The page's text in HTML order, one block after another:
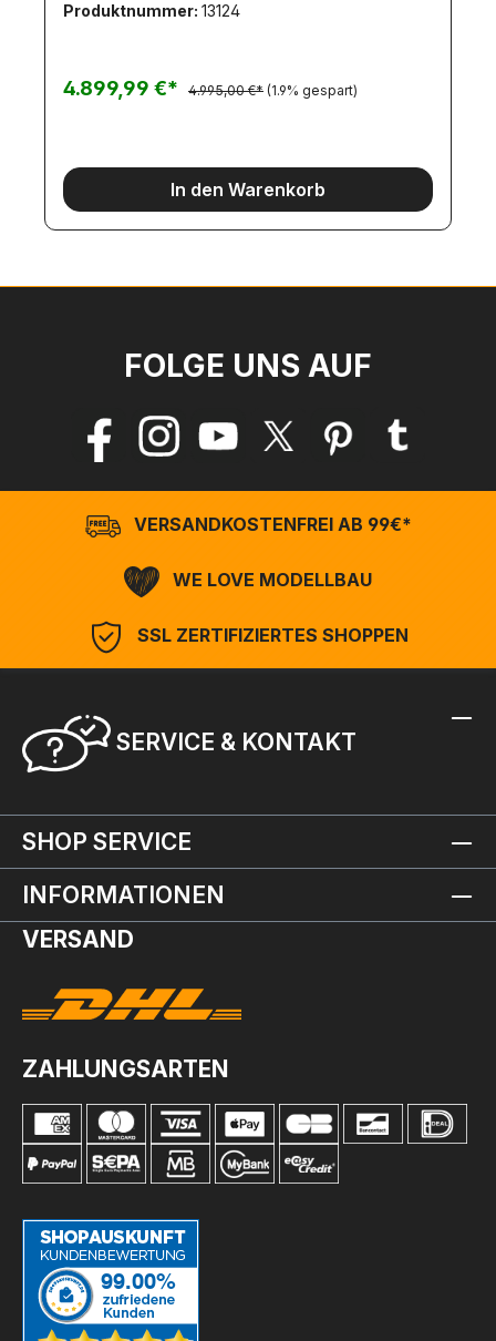
und GPS-Antenne inklusive.Maße:Breite:
unlackiertAntrieb mit Motor und
ReglerHydraulikpumpe brushless mit
AkkuFernsteuerung mit mind. 16 Kanälen
Produktnummer: 13124
4.899,99 €* 4.995,00 €* (1.9% gespart)
In den Warenkorb
FOLGE UNS AUF
VERSANDKOSTENFREI AB 99€*
WE LOVE MODELLBAU
SSL ZERTIFIZIERTES SHOPPEN
SERVICE & KONTAKT
SHOP SERVICE
INFORMATIONEN
VERSAND
ZAHLUNGSARTEN